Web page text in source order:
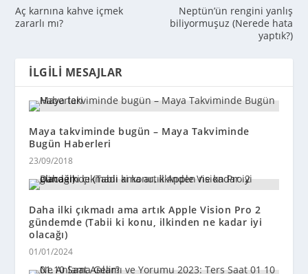
Aç karnına kahve içmek
zararlı mı?
Neptün’ün rengini yanlış
biliyormuşuz (Nerede hata
yaptık?)
İLGILI MESAJLAR
Maya takviminde bugün – Maya Takviminde
Bugün Haberleri
23/09/2018
Daha ilki çıkmadı ama artık Apple Vision Pro 2
gündemde (Tabii ki konu, ilkinden ne kadar iyi
olacağı)
01/01/2024